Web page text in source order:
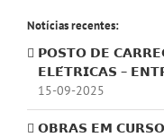
Notícias recentes:
𝗣𝗢𝗦𝗧𝗢 𝗗𝗘
𝗘𝗟𝗘́𝗧𝗥𝗜𝗖𝗔𝗦 –
15-09-2025
𝗢𝗕𝗥𝗔𝗦 𝗘𝗠 𝗖𝗨𝗥𝗦𝗢